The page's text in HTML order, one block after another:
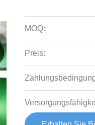
MOQ:
Preis: